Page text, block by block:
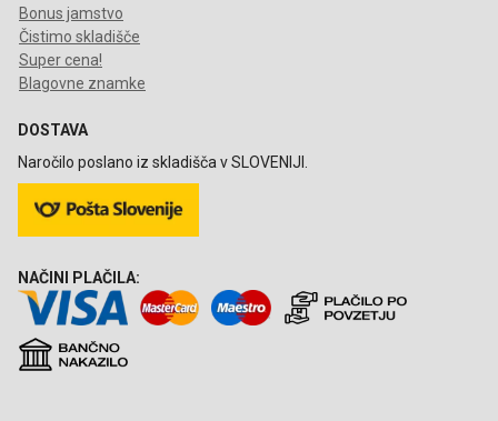
Bonus jamstvo
Čistimo skladišče
Super cena!
Blagovne znamke
DOSTAVA
Naročilo poslano iz skladišča v SLOVENIJI.
NAČINI PLAČILA: